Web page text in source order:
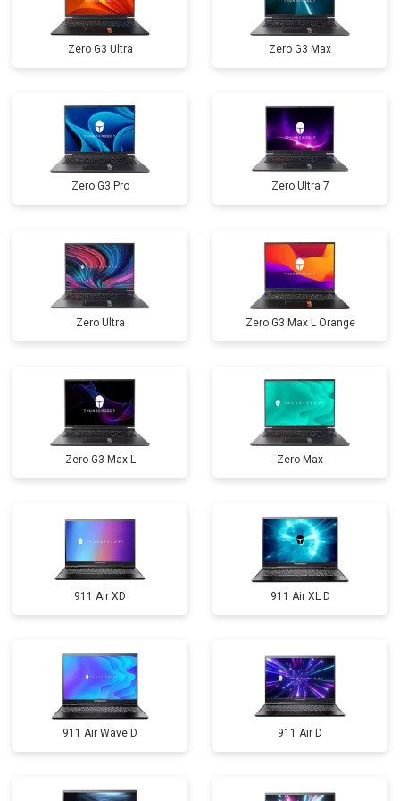
Прошивка BIOS от 1500 ₽ Заказать
Замена северного моста от 3500 ₽
Zero G3 Ultra Zero G3 Max
Zero G3 Pro Zero Ultra 7
Zero Ultra Zero G3 Max L Orange
Zero G3 Max L Zero Max
911 Air XD 911 Air XL D
911 Air Wave D 911 Air D